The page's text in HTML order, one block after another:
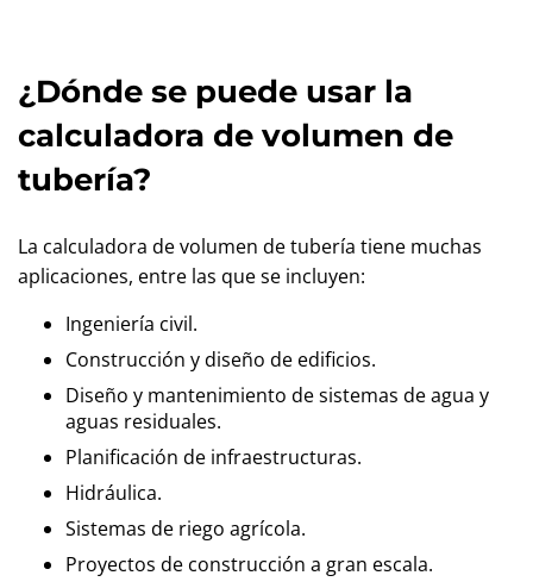
¿Dónde se puede usar la
calculadora de volumen de
tubería?
La calculadora de volumen de tubería tiene muchas
aplicaciones, entre las que se incluyen:
Ingeniería civil.
Construcción y diseño de edificios.
Diseño y mantenimiento de sistemas de agua y
aguas residuales.
Planificación de infraestructuras.
Hidráulica.
Sistemas de riego agrícola.
Proyectos de construcción a gran escala.